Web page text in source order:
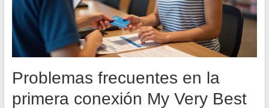
Problemas frecuentes en la
primera conexión My Very Best